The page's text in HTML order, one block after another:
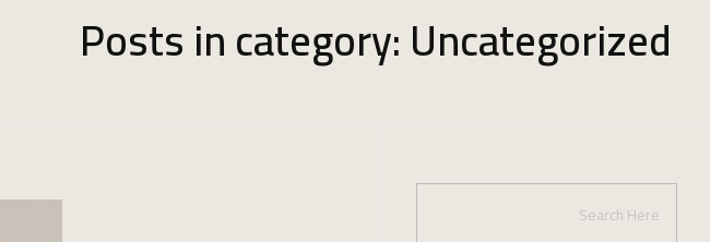
Posts in category: Uncategorized